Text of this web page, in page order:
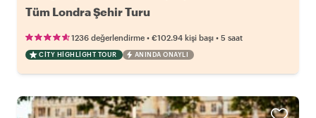
Tüm Londra Şehir Turu
1236 değerlendirme • €102.94 kişi başı • 5 saat
CITY HIGHLIGHT TOUR ANINDA ONAYLI